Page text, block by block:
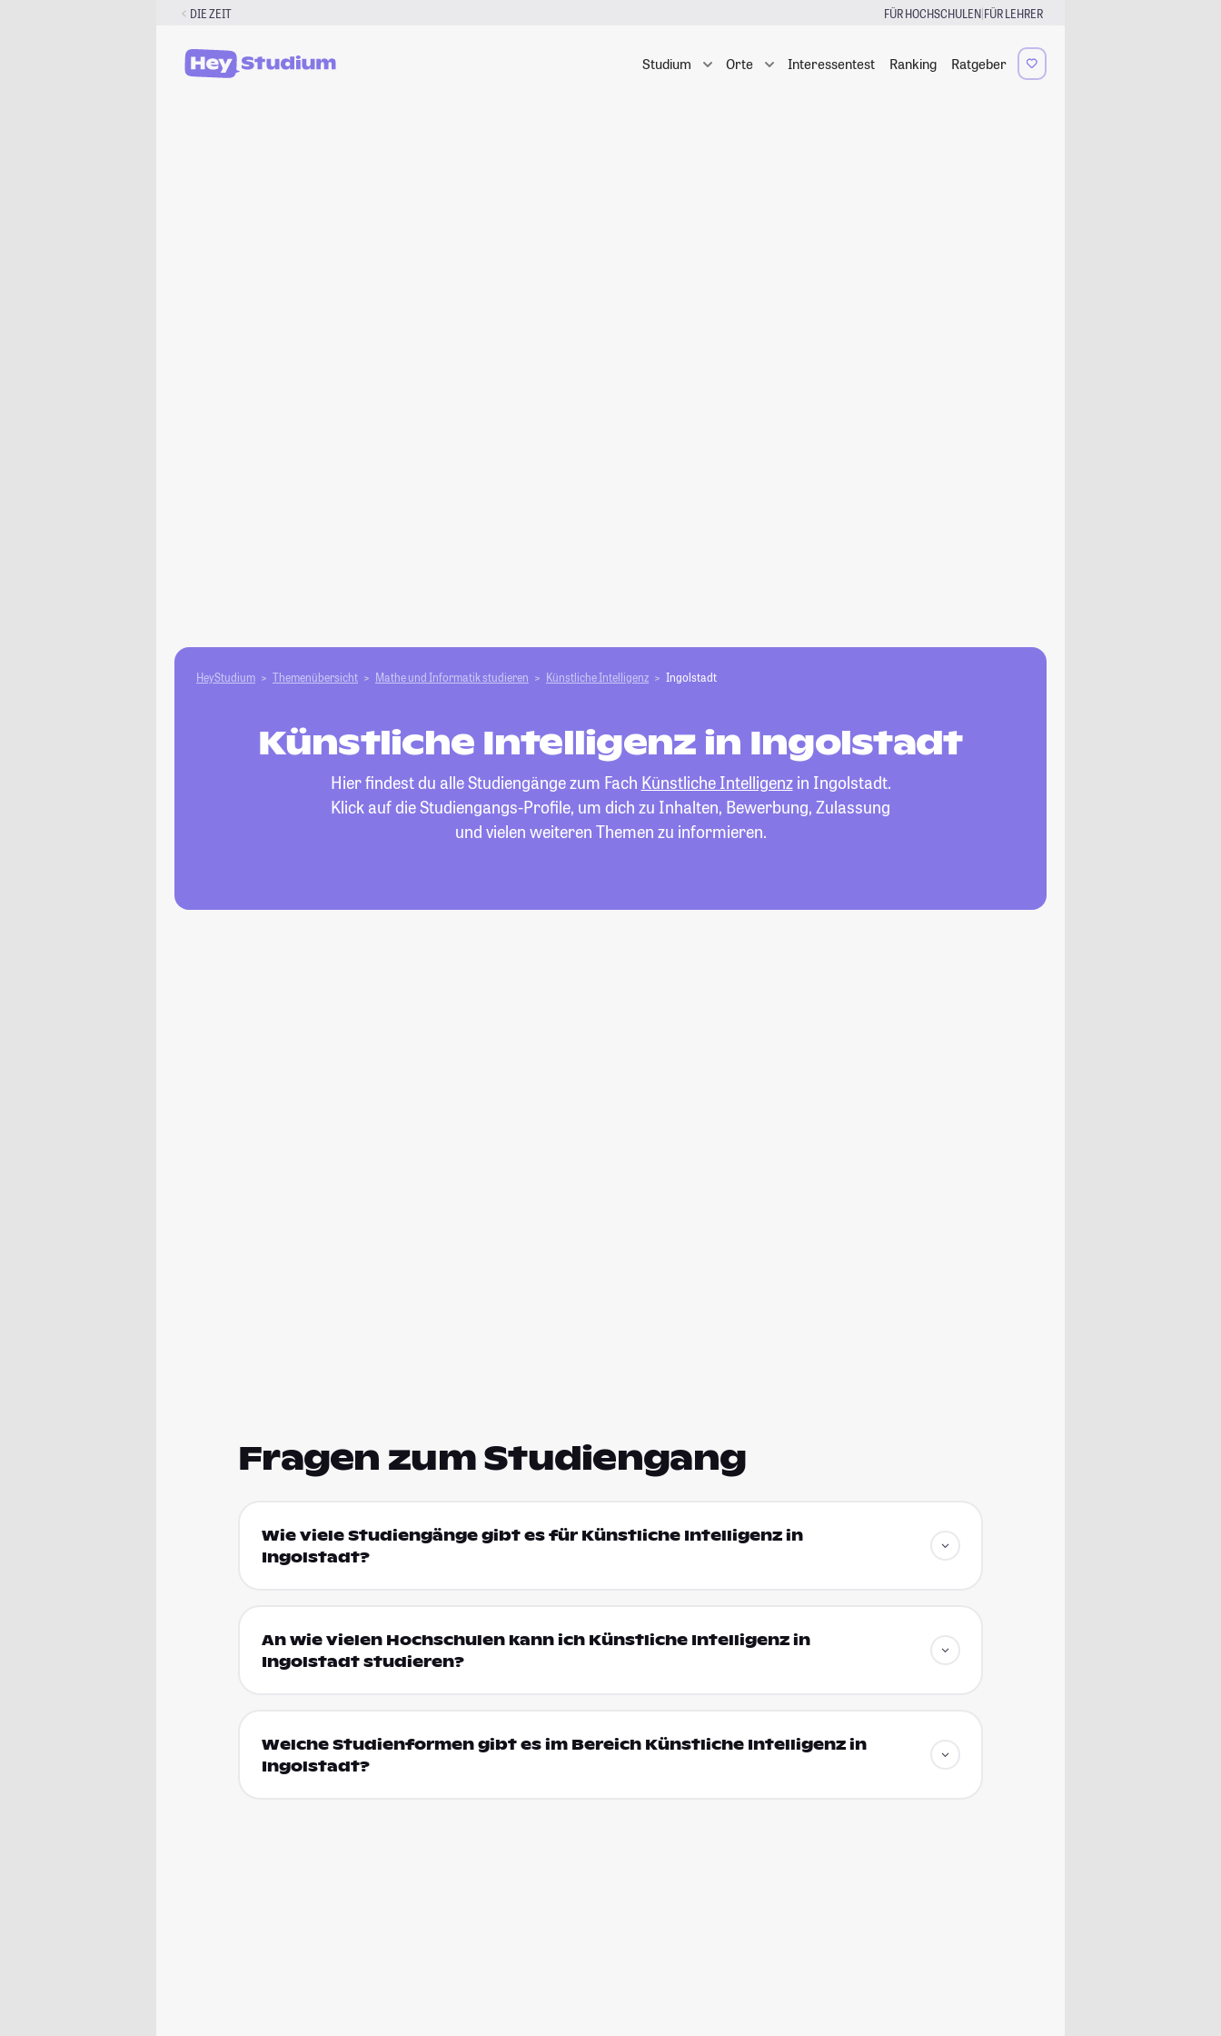
DIE ZEIT FÜR HOCHSCHULEN|FÜR LEHRER
Studium Orte Interessentest Ranking Ratgeber
HeyStudium Themenübersicht Mathe und Informatik studieren Künstliche Intelligenz Ingolstadt
Künstliche Intelligenz in Ingolstadt
Hier findest du alle Studiengänge zum Fach Künstliche Intelligenzin Ingolstadt.
Klick auf die Studiengangs-Profile, um dich zu Inhalten, Bewerbung, Zulassung
und vielen weiteren Themen zu informieren.
Fragen zum Studiengang
Wie viele Studiengänge gibt es für Künstliche Intelligenz in
Ingolstadt?
An wie vielen Hochschulen kann ich Künstliche Intelligenz in
Ingolstadt studieren?
Welche Studienformen gibt es im Bereich Künstliche Intelligenz in
Ingolstadt?